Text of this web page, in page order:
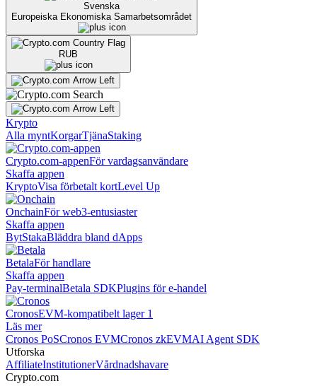
Svenska
Europeiska Ekonomiska Samarbetsområdet
RUB
Krypto
Alla myntKorgarTjänaStaking
Crypto.com-appenFör vardagsanvändare
Skaffa appen
KryptoVisa förbetalt kortLevel Up
OnchainFör web3-entusiaster
Skaffa appen
BytStakaBläddra bland dApps
BetalaFör handlare
Skaffa appen
Pay-terminalBetala SDKPlugins för e-handel
CronosEVM-kompatibelt lager 1
Läs mer
Cronos PoSCronos EVMCronos zkEVMAI Agent SDK
Utforska
AffiliateInstitutionerVårdnadshavare
Crypto.com